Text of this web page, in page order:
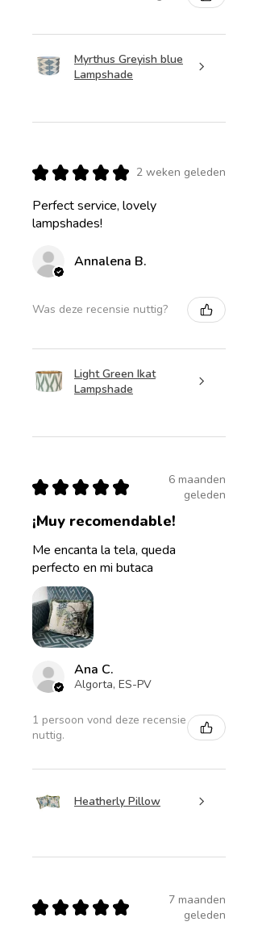
Myrthus Greyish blue
Lampshade
★ ★ ★ ★ ★ 2 weken geleden
Perfect service, lovely
lampshades!
Annalena B.
Was deze recensie nuttig?
Light Green Ikat
Lampshade
★ ★ ★ ★ ★
6 maanden
geleden
¡Muy recomendable!
Me encanta la tela, queda
perfecto en mi butaca
Ana C.
Algorta, ES-PV
1 persoon vond deze recensie
nuttig.
Heatherly Pillow
★ ★ ★ ★ ★
7 maanden
geleden